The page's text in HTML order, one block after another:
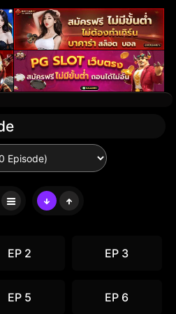
EP 2 EP 3
EP 5 EP 6